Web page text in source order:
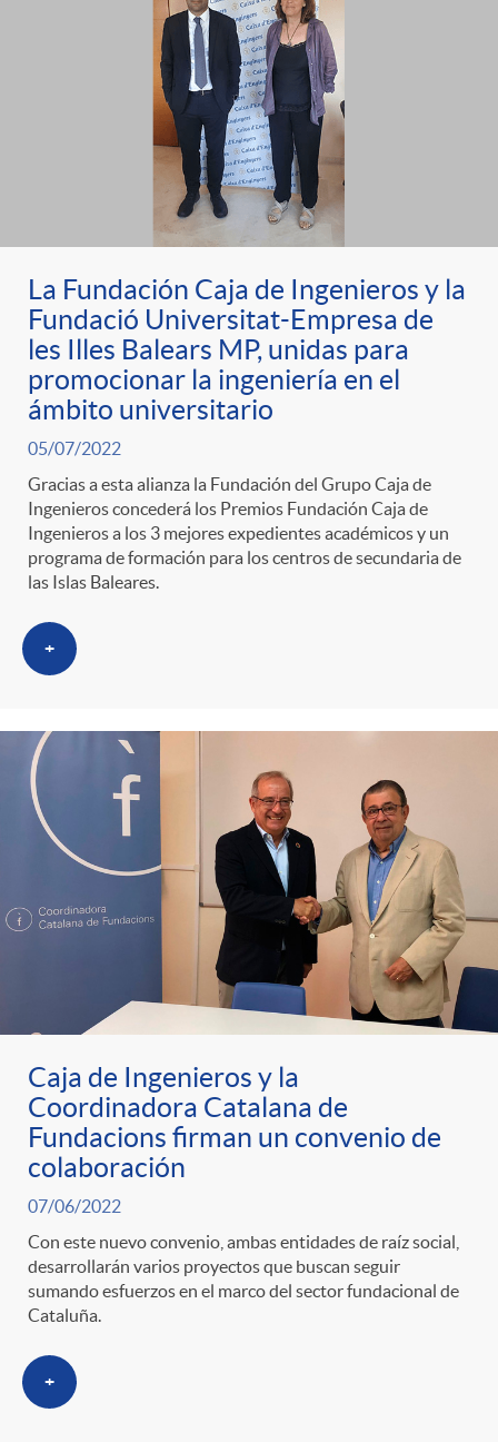
La Fundación Caja de Ingenieros y la
Fundació Universitat-Empresa de
les Illes Balears MP, unidas para
promocionar la ingeniería en el
ámbito universitario
05/07/2022
Gracias a esta alianza la Fundación del Grupo Caja de
Ingenieros concederá los Premios Fundación Caja de
Ingenieros a los 3 mejores expedientes académicos y un
programa de formación para los centros de secundaria de
las Islas Baleares.
+
Caja de Ingenieros y la
Coordinadora Catalana de
Fundacions firman un convenio de
colaboración
07/06/2022
Con este nuevo convenio, ambas entidades de raíz social,
desarrollarán varios proyectos que buscan seguir
sumando esfuerzos en el marco del sector fundacional de
Cataluña.
+